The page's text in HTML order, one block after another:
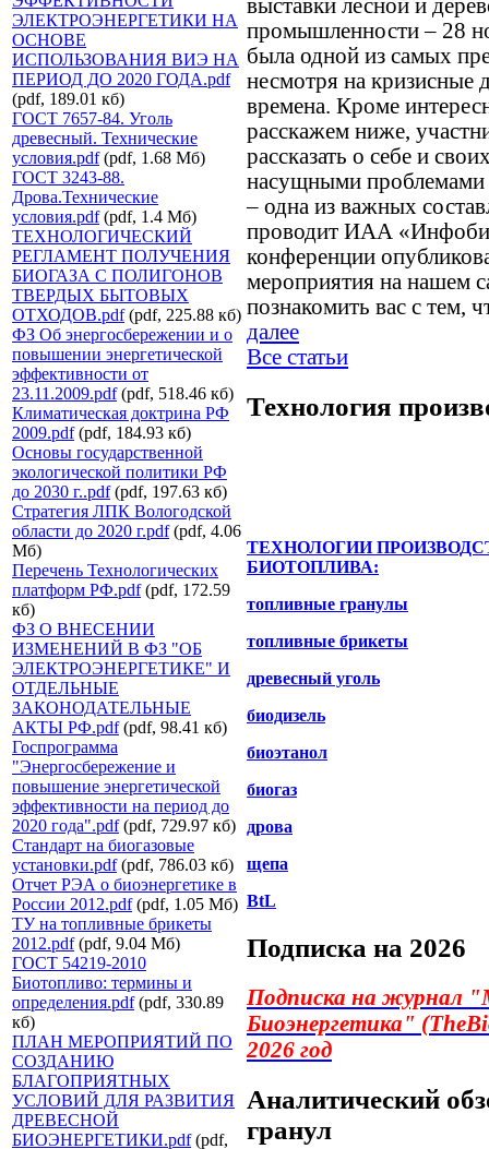
ЭЛЕКТРОЭНЕРГЕТИКИ НА
ОСНОВЕ
ИСПОЛЬЗОВАНИЯ ВИЭ НА
ПЕРИОД ДО 2020 ГОДА.pdf
(pdf, 189.01 кб)
ГОСТ 7657-84. Уголь
древесный. Технические
условия.pdf(pdf, 1.68 Мб)
ГОСТ 3243-88.
Дрова.Технические
условия.pdf(pdf, 1.4 Мб)
ТЕХНОЛОГИЧЕСКИЙ
РЕГЛАМЕНТ ПОЛУЧЕНИЯ
БИОГАЗА С ПОЛИГОНОВ
ТВЕРДЫХ БЫТОВЫХ
ОТХОДОВ.pdf(pdf, 225.88 кб)
ФЗ Об энергосбережении и о
повышении энергетической
эффективности от
23.11.2009.pdf(pdf, 518.46 кб)
Климатическая доктрина РФ
2009.pdf(pdf, 184.93 кб)
Основы государственной
экологической политики РФ
до 2030 г..pdf(pdf, 197.63 кб)
Стратегия ЛПК Вологодской
области до 2020 г.pdf(pdf, 4.06
Мб)
Перечень Технологических
платформ РФ.pdf(pdf, 172.59
кб)
ФЗ О ВНЕСЕНИИ
ИЗМЕНЕНИЙ В ФЗ "ОБ
ЭЛЕКТРОЭНЕРГЕТИКЕ" И
ОТДЕЛЬНЫЕ
ЗАКОНОДАТЕЛЬНЫЕ
АКТЫ РФ.pdf(pdf, 98.41 кб)
Госпрограмма
"Энергосбережение и
повышение энергетической
эффективности на период до
2020 года".pdf(pdf, 729.97 кб)
Стандарт на биогазовые
установки.pdf(pdf, 786.03 кб)
Отчет РЭА о биоэнергетике в
России 2012.pdf(pdf, 1.05 Мб)
ТУ на топливные брикеты
2012.pdf(pdf, 9.04 Мб)
ГОСТ 54219-2010
Биотопливо: термины и
определения.pdf(pdf, 330.89
кб)
ПЛАН МЕРОПРИЯТИЙ ПО
СОЗДАНИЮ
БЛАГОПРИЯТНЫХ
УСЛОВИЙ ДЛЯ РАЗВИТИЯ
ДРЕВЕСНОЙ
БИОЭНЕРГЕТИКИ.pdf(pdf,
выставки лесной и
промышленности – 28
была одной из самых
несмотря на
времена. Кроме
расскажем ниже,
рассказать о себе и
насущными проблемами
– одна из важных
проводит ИАА
конференции
мероприятия на нашем
познакомить вас с тем,
далее
Все статьи
Технология
ТЕХНОЛОГИИ
БИОТОПЛИВА:
топливные гранулы
топливные брикеты
древесный уголь
биодизель
биоэтанол
биогаз
дрова
щепа
BtL
Подписка на 2026
Подписка на журнал
Биоэнергетика"
2026 год
Аналитический
гранул